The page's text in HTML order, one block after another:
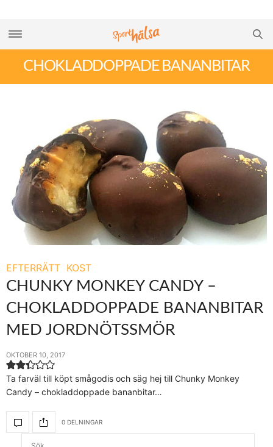
CHOKLADDOPPADE BANANBITAR
EFTERRÄTT KOST
CHUNKY MONKEY CANDY –
CHOKLADDOPPADE BANANBITAR
MED JORDNÖTSSMÖR
OKTOBER 10, 2017
Ta farväl till köpt smågodis och säg hej till Chunky Monkey
Candy – chokladdoppade bananbitar…
0 DELNINGAR